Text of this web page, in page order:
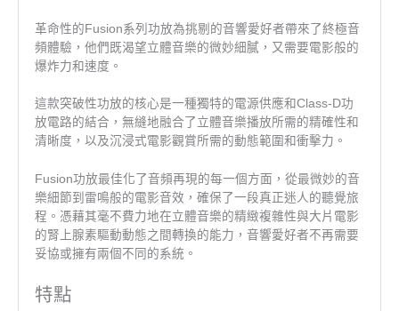
革命性的Fusion系列功放為挑剔的音響愛好者帶來了終極音
頻體驗，他們既渴望立體音樂的微妙細膩，又需要電影般的
爆炸力和速度。
這款突破性功放的核心是一種獨特的電源供應和Class-D功
放電路的結合，無縫地融合了立體音樂播放所需的精確性和
清晰度，以及沉浸式電影觀賞所需的動態範圍和衝擊力。
Fusion功放最佳化了音頻再現的每一個方面，從最微妙的音
樂細節到雷鳴般的電影音效，確保了一段真正迷人的聽覺旅
程。憑藉其毫不費力地在立體音樂的精緻複雜性與大片電影
的腎上腺素驅動動態之間轉換的能力，音響愛好者不再需要
妥協或擁有兩個不同的系統。
特點